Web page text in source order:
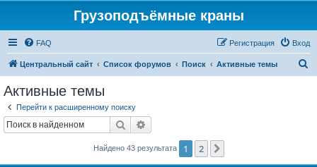
Грузоподъёмные краны
FAQ Вход
Регистрация
Центральный сайт Список форумов Поиск Активные темы
Активные темы
Перейти к расширенному поиску
Поиск
Найдено 43 результата 1 2